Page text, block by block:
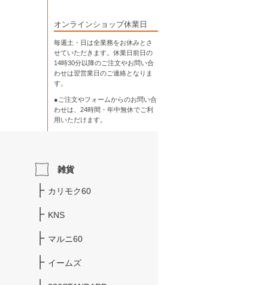
オンラインショップ休業日
毎週土・日は全業務をお休みとさ
せていただきます。休業日前日の
14時30分以降のご注文やお問い合
わせは翌営業日のご連絡となりま
す。
●ご注文やフォームからのお問い合
わせは、 24時間・年中無休でご利
用いただけます。
雑貨
カリモク60
KNS
マルニ60
イームズ